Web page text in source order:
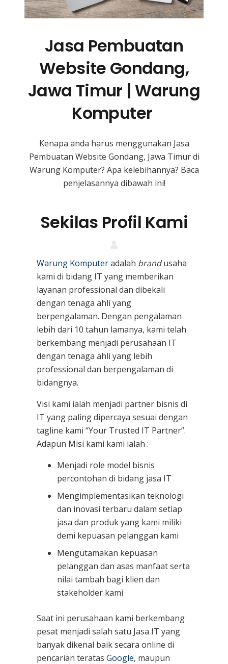
Jasa Pembuatan
Website Gondang,
Jawa Timur | Warung
Komputer
Kenapa anda harus menggunakan Jasa
Pembuatan Website Gondang, Jawa Timur di
Warung Komputer? Apa kelebihannya? Baca
penjelasannya dibawah ini!
Sekilas Profil Kami
Warung Komputeradalah brandusaha
kami di bidang IT yang memberikan
layanan professional dan dibekali
dengan tenaga ahli yang
berpengalaman. Dengan pengalaman
lebih dari 10 tahun lamanya, kami telah
berkembang menjadi perusahaan IT
dengan tenaga ahli yang lebih
professional dan berpengalaman di
bidangnya.
Visi kami ialah menjadi partner bisnis di
IT yang paling dipercaya sesuai dengan
tagline kami “Your Trusted IT Partner”.
Adapun Misi kami kami ialah :
Menjadi role model bisnis
percontohan di bidang jasa IT
Mengimplementasikan teknologi
dan inovasi terbaru dalam setiap
jasa dan produk yang kami miliki
demi kepuasan pelanggan kami
Mengutamakan kepuasan
pelanggan dan asas manfaat serta
nilai tambah bagi klien dan
stakeholder kami
Saat ini perusahaan kami berkembang
pesat menjadi salah satu Jasa IT yang
banyak dikenal baik secara online di
pencarian teratas Google, maupun